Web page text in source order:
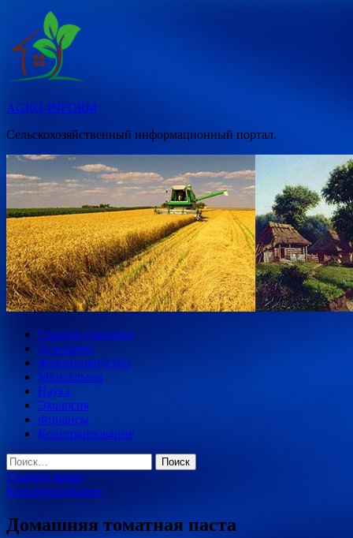
Перейти
содержимому
AGRO-INFORM
Сельскохозяйственный информационный портал.
Главная страница
Агропром
Животноводство
Минсельхоз
Наука
Экология
Финансы
Консервирование
Найти:
Главное меню
Консервирование
Домашняя томатная паста